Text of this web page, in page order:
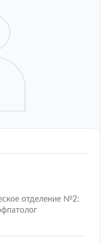
отделение №2: